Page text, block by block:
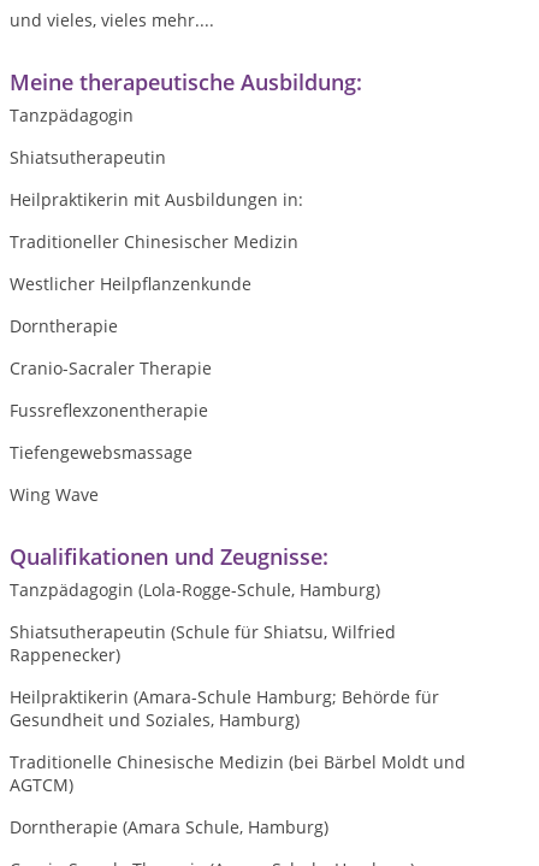
und vieles, vieles mehr....
Meine therapeutische Ausbildung:
Tanzpädagogin
Shiatsutherapeutin
Heilpraktikerin mit Ausbildungen in:
Traditioneller Chinesischer Medizin
Westlicher Heilpflanzenkunde
Dorntherapie
Cranio-Sacraler Therapie
Fussreflexzonentherapie
Tiefengewebsmassage
Wing Wave
Qualifikationen und Zeugnisse:
Tanzpädagogin (Lola-Rogge-Schule, Hamburg)
Shiatsutherapeutin (Schule für Shiatsu, Wilfried
Rappenecker)
Heilpraktikerin (Amara-Schule Hamburg; Behörde für
Gesundheit und Soziales, Hamburg)
Traditionelle Chinesische Medizin (bei Bärbel Moldt und
AGTCM)
Dorntherapie (Amara Schule, Hamburg)